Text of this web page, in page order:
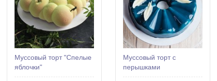
Муссовый торт "Спелые
яблочки"
Муссовый торт с
перышками